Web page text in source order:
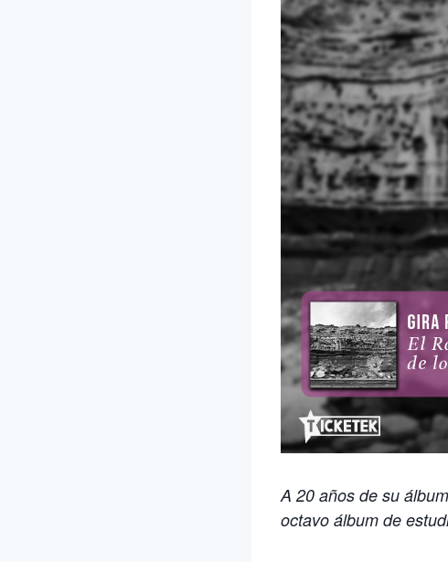
A 20 años de su
octavo álbum de